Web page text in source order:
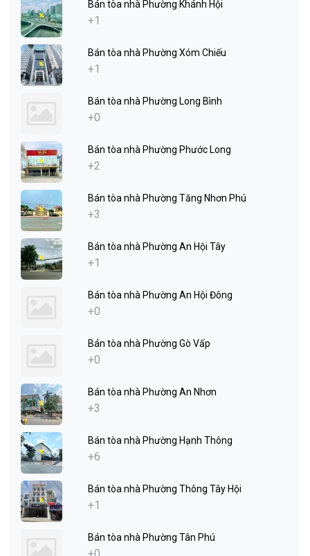
Bán tòa nhà Phường Khánh Hội
+1
Bán tòa nhà Phường Xóm Chiếu
+1
Bán tòa nhà Phường Long Bình
+0
Bán tòa nhà Phường Phước Long
+2
Bán tòa nhà Phường Tăng Nhơn Phú
+3
Bán tòa nhà Phường An Hội Tây
+1
Bán tòa nhà Phường An Hội Đông
+0
Bán tòa nhà Phường Gò Vấp
+0
Bán tòa nhà Phường An Nhơn
+3
Bán tòa nhà Phường Hạnh Thông
+6
Bán tòa nhà Phường Thông Tây Hội
+1
Bán tòa nhà Phường Tân Phú